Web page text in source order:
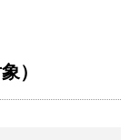
）